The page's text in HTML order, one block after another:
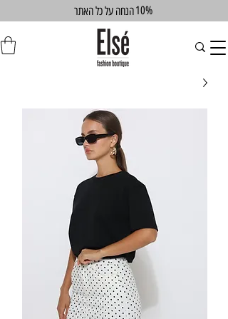
הנחה על כל האתר10%